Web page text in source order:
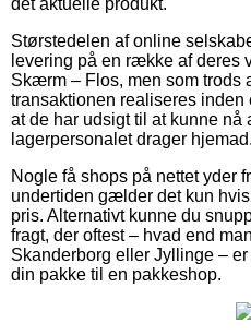
Størstedelen af online
levering på en række af deres
Skærm – Flos, men som trods
transaktionen realiseres
at de har udsigt til at kunne nå
lagerpersonalet drager hjemad.
Nogle få shops på nettet yder
undertiden gælder det kun
pris. Alternativt kunne du
fragt, der oftest – hvad end
Skanderborg eller Jyllinge –
din pakke til en pakkeshop.